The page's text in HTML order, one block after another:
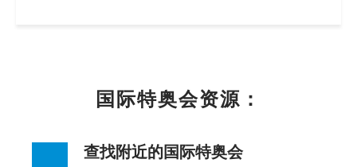
国际特奥会资源：
查找附近的国际特奥会